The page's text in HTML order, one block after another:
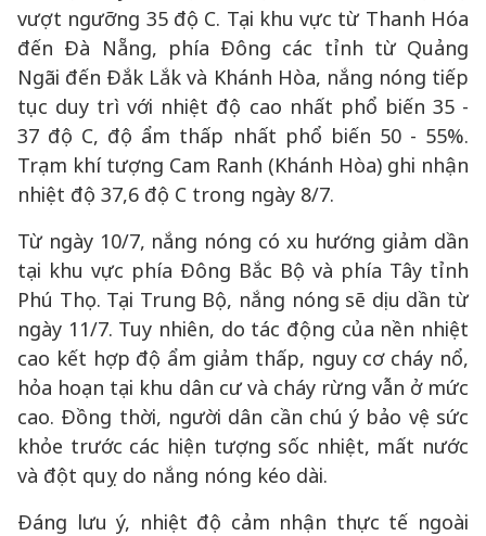
vượt ngưỡng 35 độ C. Tại khu vực từ Thanh Hóa
đến Đà Nẵng, phía Đông các tỉnh từ Quảng
Ngãi đến Đắk Lắk và Khánh Hòa, nắng nóng tiếp
tục duy trì với nhiệt độ cao nhất phổ biến 35 -
37 độ C, độ ẩm thấp nhất phổ biến 50 - 55%.
Trạm khí tượng Cam Ranh (Khánh Hòa) ghi nhận
nhiệt độ 37,6 độ C trong ngày 8/7.
Từ ngày 10/7, nắng nóng có xu hướng giảm dần
tại khu vực phía Đông Bắc Bộ và phía Tây tỉnh
Phú Thọ. Tại Trung Bộ, nắng nóng sẽ dịu dần từ
ngày 11/7. Tuy nhiên, do tác động của nền nhiệt
cao kết hợp độ ẩm giảm thấp, nguy cơ cháy nổ,
hỏa hoạn tại khu dân cư và cháy rừng vẫn ở mức
cao. Đồng thời, người dân cần chú ý bảo vệ sức
khỏe trước các hiện tượng sốc nhiệt, mất nước
và đột quỵ do nắng nóng kéo dài.
Đáng lưu ý, nhiệt độ cảm nhận thực tế ngoài